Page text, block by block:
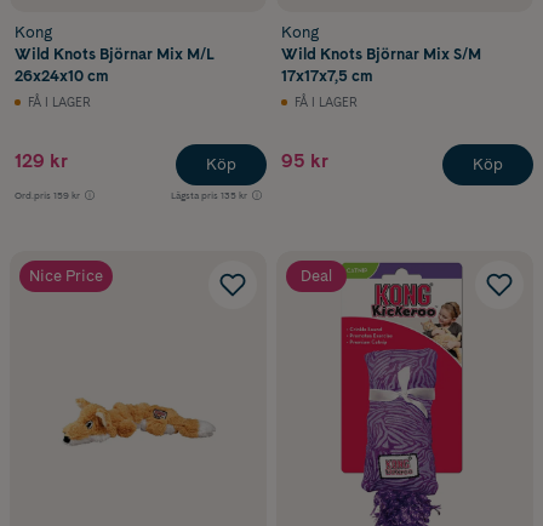
Kong
Wild Knots Björnar Mix M/L
26x24x10 cm
FÅ I LAGER
129 kr
Ord.pris 159 kr Lägsta pris 135 kr
Köp
Kong
Wild Knots Björnar Mix S/M
17x17x7,5 cm
FÅ I LAGER
95 kr Köp
Nice Price Deal